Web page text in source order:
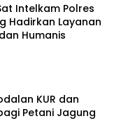
Intelkam Polres
Hadirkan Layanan
Humanis
KUR dan
Petani Jagung